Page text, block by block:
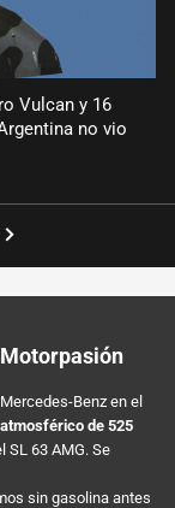
Vulcan y 16
no vio
Benz en el
de 525
SL 63 AMG. Se
sin gasolina antes